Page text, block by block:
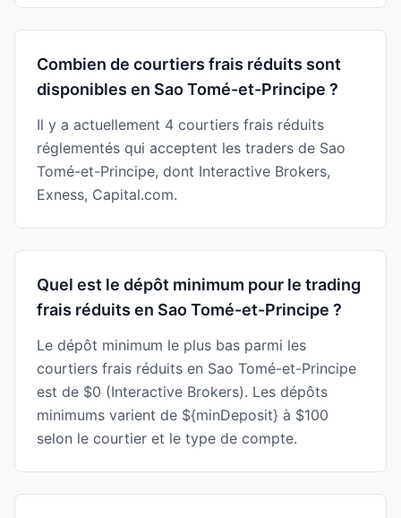
Combien de courtiers frais réduits sont
disponibles en Sao Tomé-et-Principe ?
Il y a actuellement 4 courtiers frais réduits
réglementés qui acceptent les traders de Sao
Tomé-et-Principe, dont Interactive Brokers,
Exness, Capital.com.
Quel est le dépôt minimum pour le trading
frais réduits en Sao Tomé-et-Principe ?
Le dépôt minimum le plus bas parmi les
courtiers frais réduits en Sao Tomé-et-Principe
est de $0 (Interactive Brokers). Les dépôts
minimums varient de ${minDeposit} à $100
selon le courtier et le type de compte.